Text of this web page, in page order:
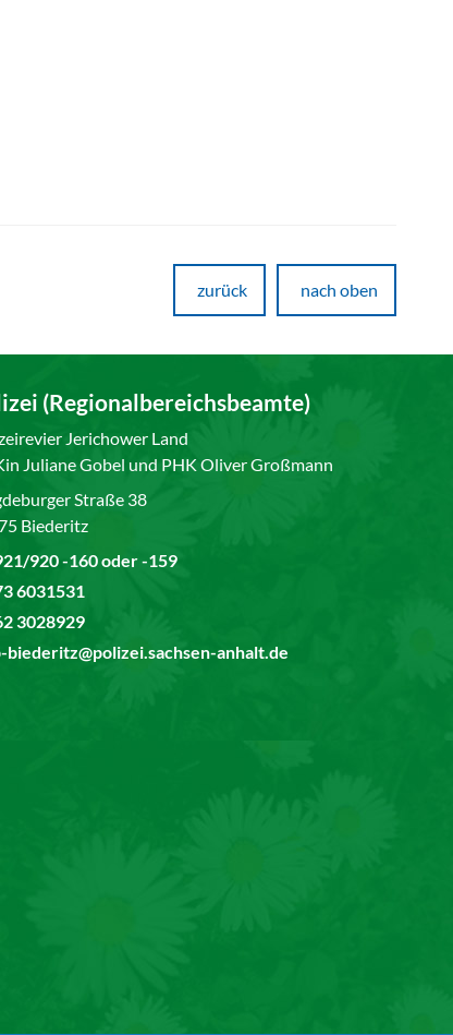
zurück nach oben
(Regionalbereichsbeamte)
Jerichower Land
Juliane Gobel und PHK Oliver Großmann
Straße 38
Biederitz
920 -160 oder -159
6031531
3028929
biederitz@polizei.sachsen-anhalt.de